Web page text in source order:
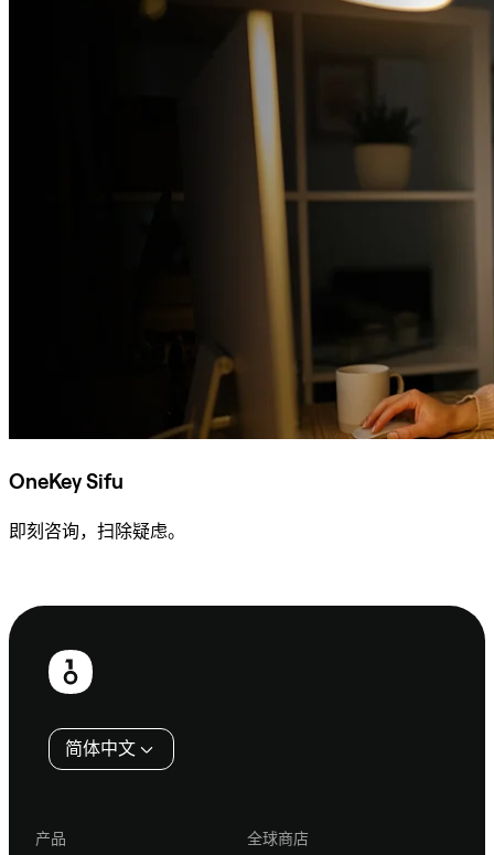
OneKey Sifu
即刻咨询，扫除疑虑。
页
简体中文
产品
全球商店